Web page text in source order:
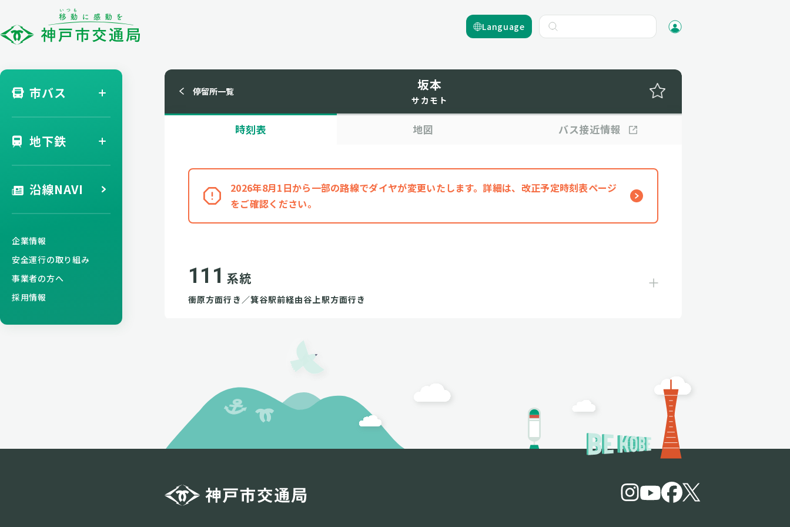
Language
市バス
地下鉄
沿線NAVI
企業情報
安全運行の取り組み
事業者の方へ
採用情報
停留所一覧 坂本
サカモト
時刻表 地図 バス接近情報
2026年8月1日から一部の路線でダイヤが変更いたします。詳細は、改正予定時刻表ページ
をご確認ください。
111 系統
衝原方面行き／箕谷駅前経由谷上駅方面行き